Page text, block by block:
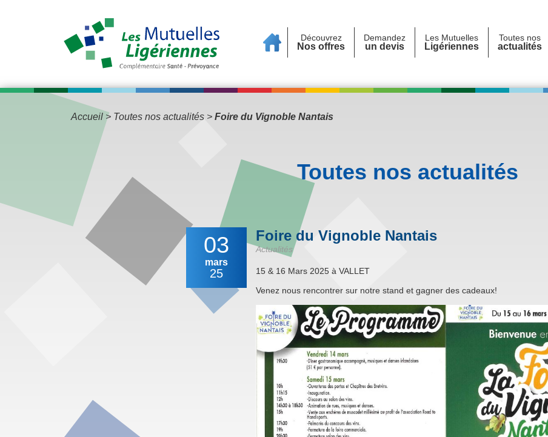
Découvrez
Nos offres
Demandez
un devis
Les Mutuelles
Ligériennes
Toutes nos
actualités
Accueil > Toutes nos actualités > Foire du Vignoble Nantais
Toutes nos actualités
03
mars
25
Foire du Vignoble Nantais
Actualités
15 & 16 Mars 2025 à VALLET
Venez nous rencontrer sur notre stand et gagner des cadeaux!